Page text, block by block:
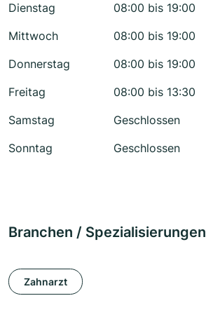
Dienstag
08:00 bis 19:00
Mittwoch
08:00 bis 19:00
Donnerstag
08:00 bis 19:00
Freitag
08:00 bis 13:30
Samstag
Geschlossen
Sonntag
Geschlossen
Branchen / Spezialisierungen
Zahnarzt